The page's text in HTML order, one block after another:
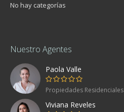
No hay categorías
Nuestro Agentes
Paola Valle
Propiedades Residenciales
Viviana Reveles